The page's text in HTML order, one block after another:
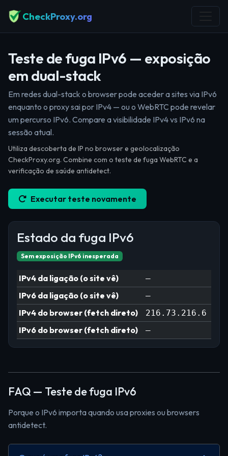
CheckProxy.org
Teste de fuga IPv6 — exposição
em dual-stack
Em redes dual-stack o browser pode aceder a sites via IPv6
enquanto o proxy sai por IPv4 — ou o WebRTC pode revelar
um percurso IPv6. Compare a visibilidade IPv4 vs IPv6 na
sessão atual.
Utiliza descoberta de IP no browser e geolocalização
CheckProxy.org. Combine com o teste de fuga WebRTC e a
verificação de saúde antidetect.
Executar teste novamente
Estado da fuga IPv6
Sem exposição IPv6 inesperada
IPv4 da ligação (o site vê) —
IPv6 da ligação (o site vê) —
IPv4 do browser (fetch direto) 216.73.216.6
IPv6 do browser (fetch direto) —
FAQ — Teste de fuga IPv6
Porque o IPv6 importa quando usa proxies ou browsers
antidetect.